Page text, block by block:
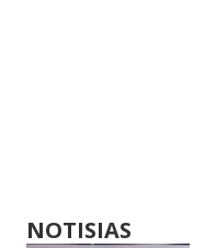
NOTISIAS